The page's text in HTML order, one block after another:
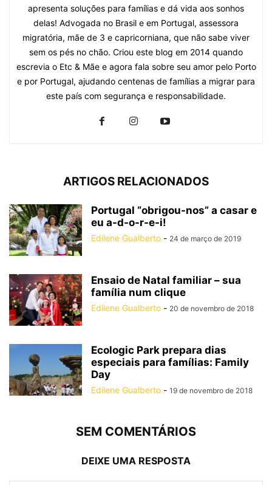
apresenta soluções para famílias e dá vida aos sonhos
delas! Advogada no Brasil e em Portugal, assessora
migratória, mãe de 3 e capricorniana, que não sabe viver
sem os pés no chão. Criou este blog em 2014 quando
escrevia o Etc & Mãe e agora fala sobre seu amor pelo Porto
e por Portugal, ajudando centenas de famílias a migrar para
este país com segurança e responsabilidade.
ARTIGOS RELACIONADOS
Portugal “obrigou-nos” a casar e
eu a-d-o-r-e-i!
Edilene Gualberto - 24 de março de 2019
Ensaio de Natal familiar – sua
família num clique
Edilene Gualberto - 20 de novembro de 2018
Ecologic Park prepara dias
especiais para famílias: Family
Day
Edilene Gualberto - 19 de novembro de 2018
SEM COMENTÁRIOS
DEIXE UMA RESPOSTA